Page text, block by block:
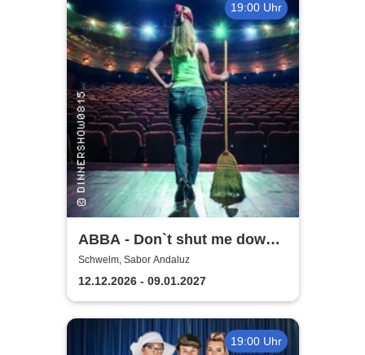
19:00 Uhr
ABBA - Don`t shut me down |
Dinnermusical
Schwelm, Sabor Andaluz
12.12.2026 - 09.01.2027
19:00 Uhr